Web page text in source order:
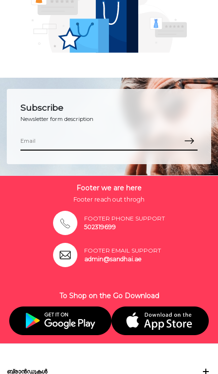
Subscribe
Newsletter form description
Footer we are here
Footer reach out throgh
FOOTER PHONE SUPPORT
502319699
FOOTER EMAIL SUPPORT
admin@sandhai.ae
To Shop on the Go Download
ബ്രാൻഡുകൾ